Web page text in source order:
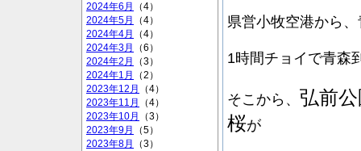
2024年6月
（4）
2024年5月
（4）
2024年4月
（4）
2024年3月
（6）
2024年2月
（3）
2024年1月
（2）
2023年12月
（4）
2023年11月
（4）
2023年10月
（3）
2023年9月
（5）
2023年8月
（3）
県営小牧空港から
1時間チョイで青森
そこから、 弘前
桜が